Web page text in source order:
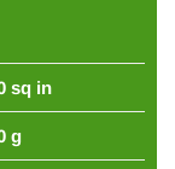
sq in
g